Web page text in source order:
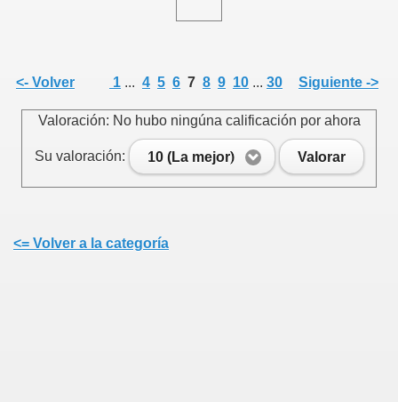
<- Volver 1 ... 4 5 6 7 8 9 10 ... 30 Siguiente ->
Valoración: No hubo ningúna calificación por ahora
Su valoración: 10 (La mejor) Valorar
<= Volver a la categoría